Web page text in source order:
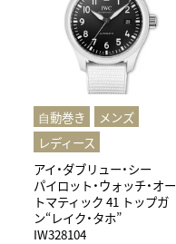
⾃動巻き
メンズ
レディース
アイ・ダブリュー・シー
パイロット・ウォッチ・オー
トマティック 41 トップガ
ン“レイク・タホ”
IW328104